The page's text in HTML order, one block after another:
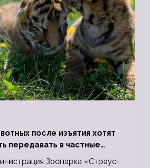
после изъятия хотят
передавать в частные
Зоопарка «Страус-